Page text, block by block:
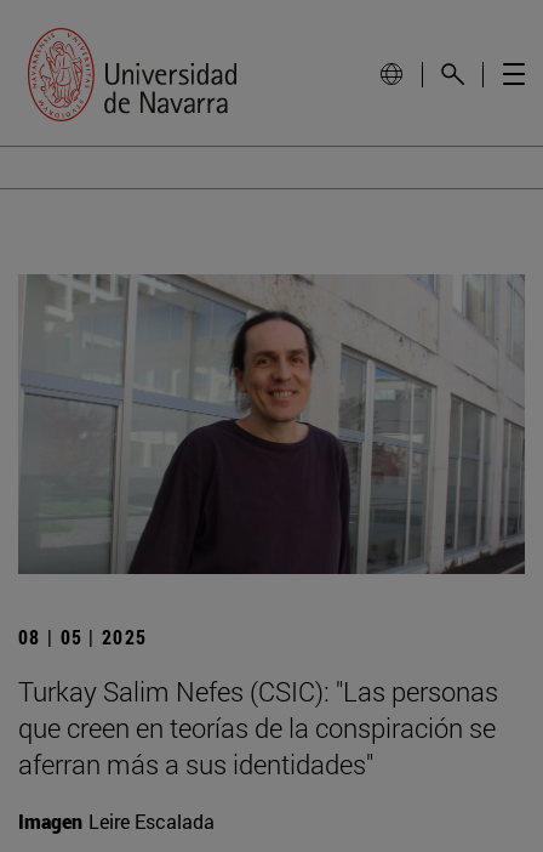
08 | 05 | 2025
Turkay Salim Nefes (CSIC): "Las personas
que creen en teorías de la conspiración se
aferran más a sus identidades"
Imagen Leire Escalada